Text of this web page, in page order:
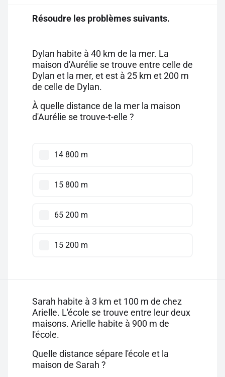
S'inscrire gratuitement
Résoudre les problèmes suivants.
Dylan habite à 40 km de la mer. La
maison d'Aurélie se trouve entre celle de
Dylan et la mer, et est à 25 km et 200 m
de celle de Dylan.
À quelle distance de la mer la maison
d'Aurélie se trouve-t-elle ?
14 800 m
15 800 m
65 200 m
15 200 m
Sarah habite à 3 km et 100 m de chez
Arielle. L'école se trouve entre leur deux
maisons. Arielle habite à 900 m de
l'école.
Quelle distance sépare l'école et la
maison de Sarah ?